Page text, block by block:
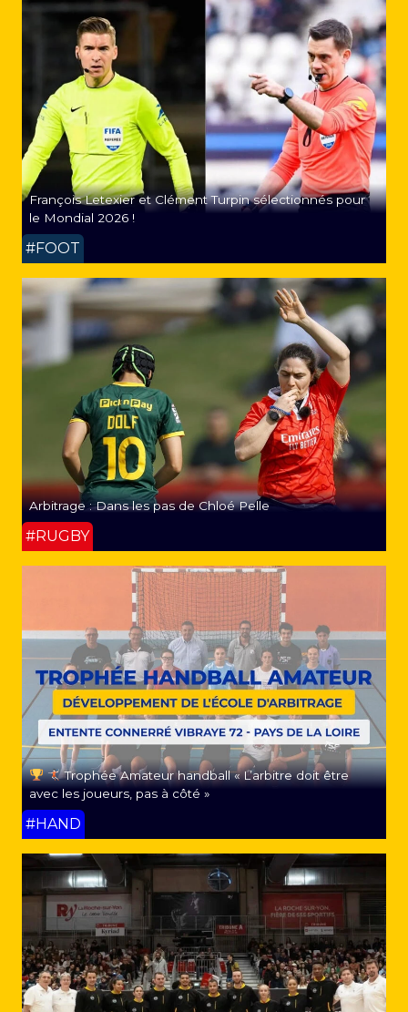
François Letexier et Clément Turpin sélectionnés pour
le Mondial 2026 !
#FOOT
Arbitrage : Dans les pas de Chloé Pelle
#RUGBY
Trophée Amateur handball « L’arbitre doit être
avec les joueurs, pas à côté »
#HAND